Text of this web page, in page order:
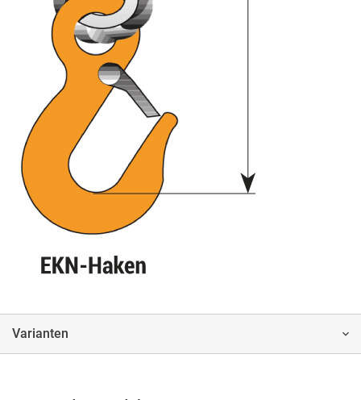
Varianten